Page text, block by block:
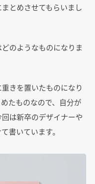
とめさせてもらいまし
のようなものになりま
きを置いたものになり
たものなので、自分が
は新卒のデザイナーや
書いています。